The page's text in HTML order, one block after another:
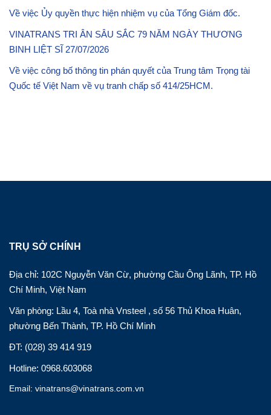
Về việc Ủy quyền thực hiện nhiệm vụ của Tổng Giám đốc.
VINATRANS TRI ÂN SÂU SẮC 79 NĂM NGÀY THƯƠNG
BINH LIỆT SĨ 27/07/2026
Về việc công bố thông tin phán quyết của Trung tâm Trọng tài
Quốc tế Việt Nam về vụ tranh chấp số 414/25HCM.
TRỤ SỞ CHÍNH
Địa chỉ: 102C Nguyễn Văn Cừ, phường Cầu Ông Lãnh, TP. Hồ
Chí Minh, Việt Nam
Văn phòng: Lầu 4, Toà nhà Vnsteel , số 56 Thủ Khoa Huân,
phường Bến Thành, TP. Hồ Chí Minh
ĐT: (028) 39 414 919
Hotline: 0968.603068
Email: vinatrans@vinatrans.com.vn